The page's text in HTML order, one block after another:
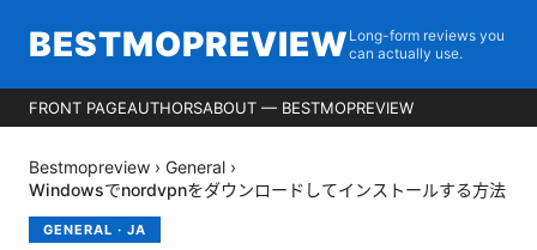
BESTMOPREVIEW Long-form reviews you
can actually use.
FRONT PAGEAUTHORSABOUT — BESTMOPREVIEW
Bestmopreview › General ›
Windowsでnordvpnをダウンロードしてインストールする方法
GENERAL · JA